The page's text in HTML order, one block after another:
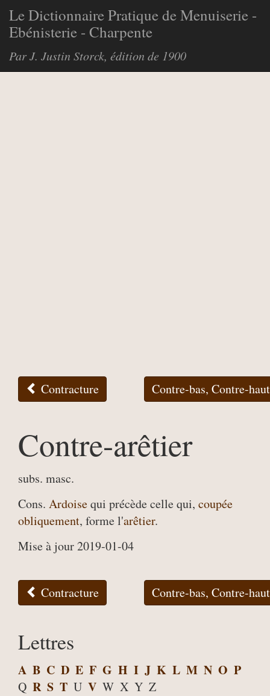
Le Dictionnaire Pratique de Menuiserie -
Ebénisterie - Charpente
Par J. Justin Storck, édition de 1900
Contracture Contre-bas, Contre-
Contre-arêtier
subs. masc.
Cons. Ardoisequi précède celle qui, coupée
obliquement, forme l'arêtier.
Mise à jour 2019-01-04
Contracture Contre-bas, Contre-
Lettres
A B C D E F G H I J K L M N O P
Q R S T U V W X Y Z